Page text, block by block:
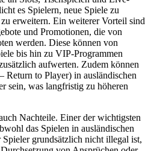
es Spielern, neue Spiele zu
erweitern. Ein weiterer Vorteil sind
und Promotionen, die von
werden. Diese können von
bis hin zu VIP-Programmen
aufwerten. Zudem können
Return to Player) in ausländischen
sein, was langfristig zu höheren
Nachteile. Einer der wichtigsten
das Spielen in ausländischen
grundsätzlich nicht illegal ist,